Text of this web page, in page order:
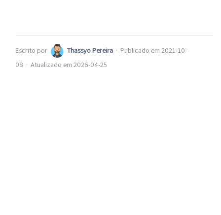
Escrito por Thassyo Pereira · Publicado em 2021-10-
08 · Atualizado em 2026-04-25